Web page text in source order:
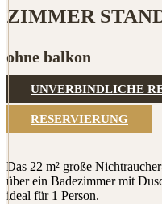
ZIMMER
ohne balkon
UNVERBINDLICHE
RESERVIERUNG
Das 22 m² große
über ein Badezimmer mit
ideal für 1 Person.